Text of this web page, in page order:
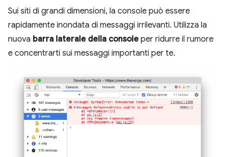
Sui siti di grandi dimensioni, la console può essere
rapidamente inondata di messaggi irrilevanti. Utilizza la
nuova barra laterale della console per ridurre il rumore
e concentrarti sui messaggi importanti per te.